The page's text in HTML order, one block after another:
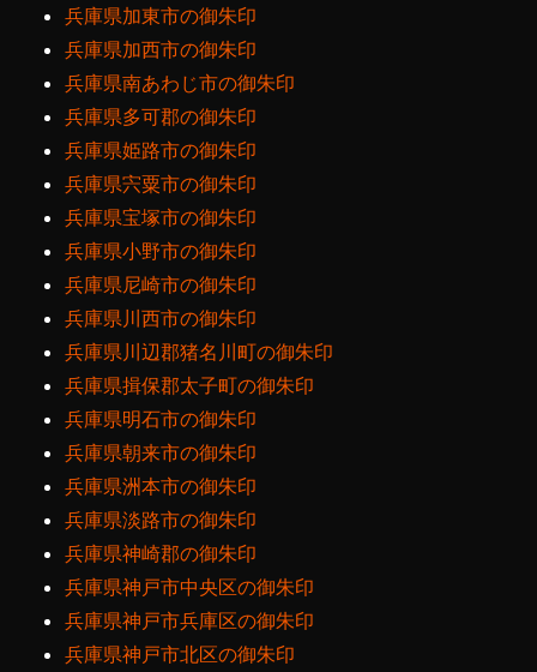
兵庫県加東市の御朱印
兵庫県加西市の御朱印
兵庫県南あわじ市の御朱印
兵庫県多可郡の御朱印
兵庫県姫路市の御朱印
兵庫県宍粟市の御朱印
兵庫県宝塚市の御朱印
兵庫県小野市の御朱印
兵庫県尼崎市の御朱印
兵庫県川西市の御朱印
兵庫県川辺郡猪名川町の御朱印
兵庫県揖保郡太子町の御朱印
兵庫県明石市の御朱印
兵庫県朝来市の御朱印
兵庫県洲本市の御朱印
兵庫県淡路市の御朱印
兵庫県神崎郡の御朱印
兵庫県神戸市中央区の御朱印
兵庫県神戸市兵庫区の御朱印
兵庫県神戸市北区の御朱印